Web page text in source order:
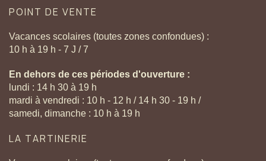
POINT DE VENTE
Vacances scolaires (toutes zones confondues) :
10 h à 19 h - 7 J / 7
En dehors de ces périodes d'ouverture :
lundi : 14 h 30 à 19 h
mardi à vendredi : 10 h - 12 h / 14 h 30 - 19 h /
samedi, dimanche : 10 h à 19 h
LA TARTINERIE